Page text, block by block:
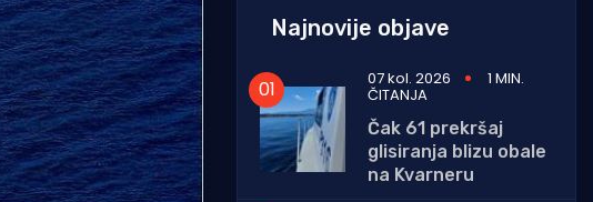
Najnovije objave
07 kol. 2026 1 MIN.
ČITANJA
Čak 61 prekršaj
glisiranja blizu obale
na Kvarneru